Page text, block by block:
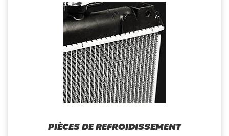
PIÈCES DE REFROIDISSEMENT